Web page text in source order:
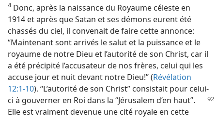
4Donc, après la naissance du Royaume céleste en
1914 et après que Satan et ses démons eurent été
chassés du ciel, il convenait de faire cette annonce:
“Maintenant sont arrivés le salut et la puissance et le
royaume de notre Dieu et l’autorité de son Christ, car il
a été précipité l’accusateur de nos frères, celui qui les
accuse jour et nuit devant notre Dieu!” (Révélation
12:1-10). “L’autorité de son Christ” consistait pour celui-
ci à gouverner en Roi dans la “Jérusalem d’en haut”.
Elle est vraiment devenue une cité royale en cette